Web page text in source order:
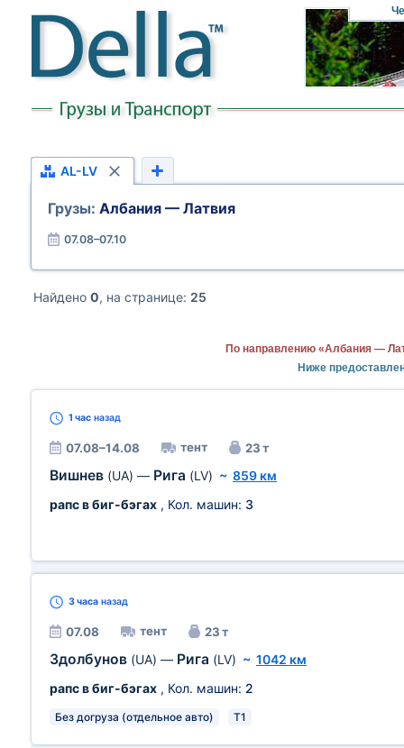
AL-LV
Грузы: Албания — Латвия
07.08–07.10
Найдено 0, на странице: 25
По направлению «Албания —
Ниже
1 час назад
07.08–14.08 тент 23 т
Вишнев (UA) — Рига (LV) ~ 859 км
рапс в биг-бэгах , Кол. машин: 3
3 часа назад
07.08 тент 23 т
Здолбунов (UA) — Рига (LV) ~ 1042 км
рапс в биг-бэгах , Кол. машин: 2
Без догруза (отдельное авто) T1